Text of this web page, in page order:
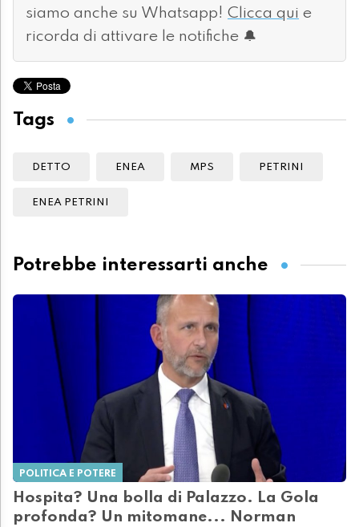
siamo anche su Whatsapp! Clicca qui e
ricorda di attivare le notifiche 🔔
Tags
DETTO ENEA MPS PETRINI
ENEA PETRINI
Potrebbe interessarti anche
POLITICA E POTERE
Hospita? Una bolla di Palazzo. La Gola
profonda? Un mitomane... Norman